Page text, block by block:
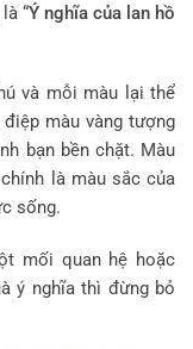
là “Ý nghĩa của lan hồ
và mỗi màu lại thể
màu vàng tượng
bạn bền chặt. Màu
là màu sắc của
sống.
mối quan hệ hoặc
ý nghĩa thì đừng bỏ